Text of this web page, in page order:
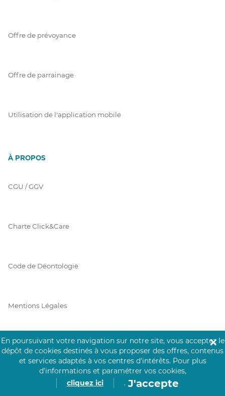
Offre de prévoyance
Offre de parrainage
Utilisation de l'application mobile
À PROPOS
CGU / GGV
Charte Click&Care
Code de Déontologie
Mentions Légales
Prérequis Click&Care
Protection des Données
En poursuivant votre navigation sur notre site, vous acceptez le
dépôt de cookies destinés à vous proposer des offres, contenus
et services adaptés à vos centres d’intérêts. Pour plus
d’informations et paramétrer vos cookies,
cliquez ici
. J'accepte
✕